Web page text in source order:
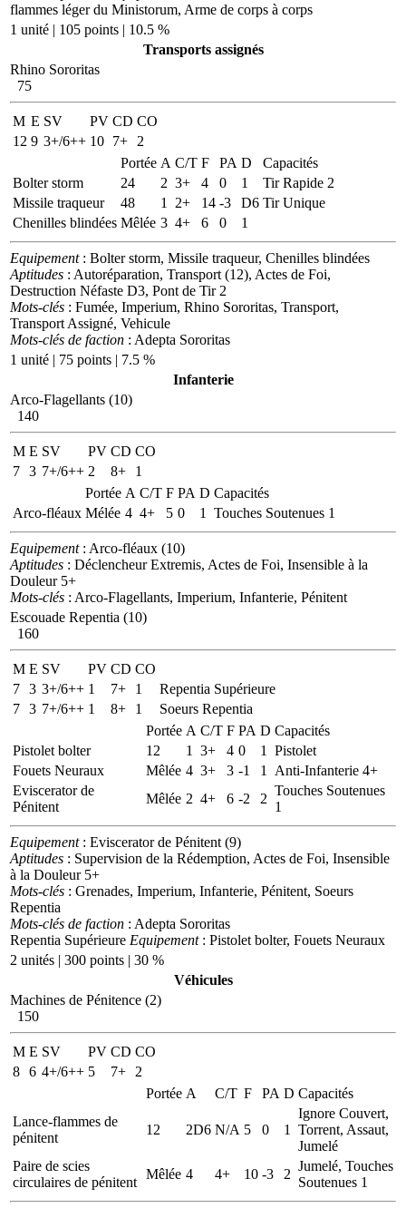
flammes léger du Ministorum, Arme de corps à corps
1 unité | 105 points | 10.5 %
Transports assignés
Rhino Sororitas
75
M E SV PV CD CO
12 9 3+/6++ 10 7+
2
Portée A C/T F PA D
Capacités
Bolter storm
24 2 3+ 4 0 1
Tir Rapide 2
Missile traqueur
48 1 2+ 14 -3 D6 Tir Unique
Chenilles blindées Mêlée 3 4+ 6 0 1
Equipement: Bolter storm, Missile traqueur, Chenilles blindées
Aptitudes : Autoréparation, Transport (12), Actes de Foi,
Destruction Néfaste D3, Pont de Tir 2
Mots-clés : Fumée, Imperium, Rhino Sororitas, Transport,
Transport Assigné, Vehicule
Mots-clés de faction : Adepta Sororitas
1 unité | 75 points | 7.5 %
Infanterie
Arco-Flagellants (10)
140
M E SV PV CD CO
7 3 7+/6++ 2 8+
1
Portée A C/T F PA D Capacités
Arco-fléaux Mélée 4 4+ 5 0 1 Touches Soutenues 1
Equipement: Arco-fléaux (10)
Aptitudes : Déclencheur Extremis, Actes de Foi, Insensible à la
Douleur 5+
Mots-clés : Arco-Flagellants, Imperium, Infanterie, Pénitent
Escouade Repentia (10)
160
M E SV PV CD CO
7 3 3+/6++ 1 7+ 1
Repentia Supérieure
7 3 7+/6++ 1 8+ 1
Soeurs Repentia
Portée A C/T F PA D Capacités
Pistolet bolter
12 1 3+ 4 0 1
Pistolet
Fouets Neuraux
Mêlée 4 3+ 3 -1 1
Anti-Infanterie 4+
Eviscerator de
Pénitent
Mêlée 2 4+ 6 -2 2
Touches Soutenues
1
Equipement: Eviscerator de Pénitent (9)
Aptitudes : Supervision de la Rédemption, Actes de Foi, Insensible
à la Douleur 5+
Mots-clés : Grenades, Imperium, Infanterie, Pénitent, Soeurs
Repentia
Mots-clés de faction : Adepta Sororitas
Repentia Supérieure Equipement: Pistolet bolter, Fouets Neuraux
2 unités | 300 points | 30 %
Véhicules
Machines de Pénitence (2)
150
M E SV PV CD CO
8 6 4+/6++ 5 7+
2
Portée A C/T F PA D Capacités
Lance-flammes de
pénitent
12 2D6 N/A 5 0 1
Ignore Couvert,
Torrent, Assaut,
Jumelé
Paire de scies
circulaires de pénitent
Mêlée 4 4+ 10 -3 2
Jumelé, Touches
Soutenues 1